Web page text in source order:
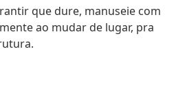
que dure, manuseie com
ao mudar de lugar, pra